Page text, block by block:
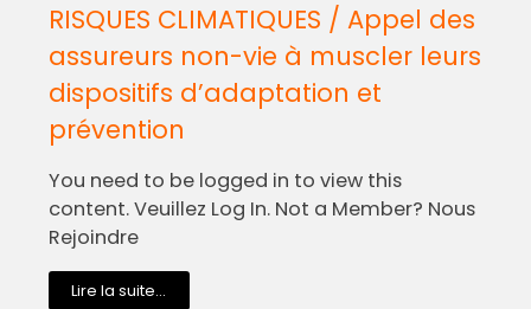
RISQUES CLIMATIQUES / Appel des
assureurs non-vie à muscler leurs
dispositifs d’adaptation et
prévention
You need to be logged in to view this
content. Veuillez Log In. Not a Member? Nous
Rejoindre
Lire la suite...